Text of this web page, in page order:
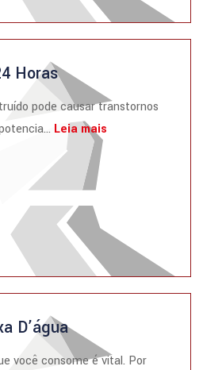
Horas
pode causar transtornos
Leia mais
D’água
você consome é vital. Por